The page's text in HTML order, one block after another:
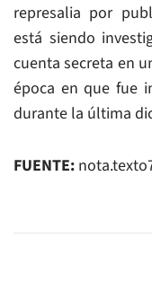
represalia por
está siendo
cuenta secreta en
época en que fue
durante la última
FUENTE: